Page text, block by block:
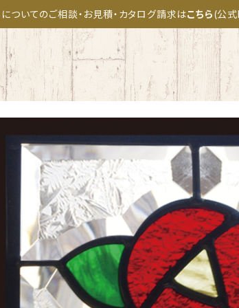
ついてのご相談・お見積・カタログ請求はこちら(公